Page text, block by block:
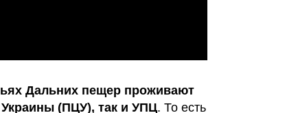
Дальних пещер проживают
(ПЦУ), так и УПЦ. То есть